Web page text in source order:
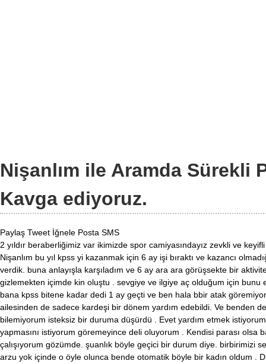
Nişanlım ile Aramda Sürekli
Kavga ediyoruz.
Paylaş Tweet İğnele Posta SMS
2 yıldır beraberliğimiz var ikimizde spor camiyasındayız zevkli ve
Nişanlım bu yıl kpss yi kazanmak için 6 ay işi bıraktı ve kazancı
verdik. buna anlayışla karşıladım ve 6 ay ara ara görüşsekte bir
gizlemekten içimde kin oluştu . sevgiye ve ilgiye aç olduğum için bunu
bana kpss bitene kadar dedi 1 ay geçti ve ben hala bbir atak
ailesinden de sadece kardeşi bir dönem yardım edebildi. Ve benden
bilemiyorum isteksiz bir duruma düşürdü . Evet yardım etmek
yapmasını istiyorum göremeyince deli oluyorum . Kendisi parası olsa
çalışıyorum gözümde. şuanlık böyle geçici bir durum diye. birbirimizi
arzu yok içinde o öyle olunca bende otomatik böyle bir kadın oldum .